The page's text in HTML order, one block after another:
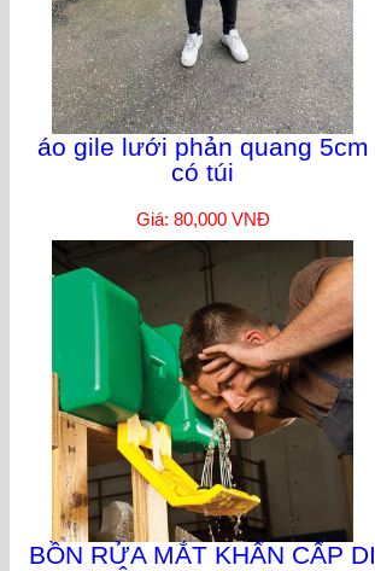
áo gile lưới phản quang 5cm
có túi
Giá: 80,000 VNĐ
BỒN RỬA MẮT KHẨN CẤP DI